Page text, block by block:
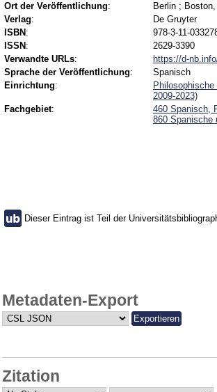
Ort der Veröffentlichung:
Berlin ;
Verlag:
De Gruyter
ISBN :
978-3-11-
ISSN :
2629-3390
Verwandte URLs:
https://d-
Sprache der Veröffentlichung:
Spanisch
Einrichtung:
2009-2023)
Fachgebiet:
460 Spanisch,
860 Spanische
Dieser Eintrag ist Teil der
Metadaten-Export
Zitation